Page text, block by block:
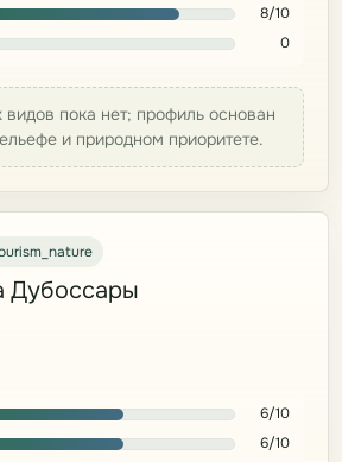
8/10
0
пока нет; профиль основан
и природном приоритете.
Дубоссары
6/10
6/10